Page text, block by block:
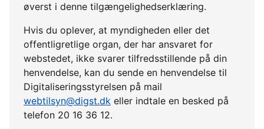
øverst i denne tilgængelighedserklæring.
Hvis du oplever, at myndigheden eller det
offentligretlige organ, der har ansvaret for
webstedet, ikke svarer tilfredsstillende på din
henvendelse, kan du sende en henvendelse til
Digitaliseringsstyrelsen på mail
webtilsyn@digst.dk eller indtale en besked på
telefon 20 16 36 12.